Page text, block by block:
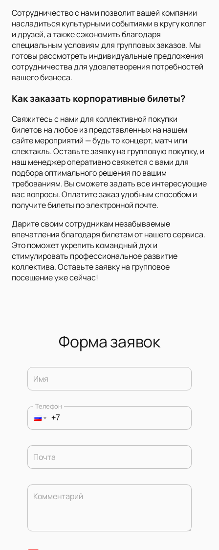
Сотрудничество с нами позволит вашей компании
насладиться культурными событиями в кругу коллег
и друзей, а также сэкономить благодаря
специальным условиям для групповых заказов. Мы
готовы рассмотреть индивидуальные предложения
сотрудничества для удовлетворения потребностей
вашего бизнеса.
Как заказать корпоративные билеты?
Свяжитесь с нами для коллективной покупки
билетов на любое из представленных на нашем
сайте мероприятий — будь то концерт, матч или
спектакль. Оставьте заявку на групповую покупку, и
наш менеджер оперативно свяжется с вами для
подбора оптимального решения по вашим
требованиям. Вы сможете задать все интересующие
вас вопросы. Оплатите заказ удобным способом и
получите билеты по электронной почте.
Дарите своим сотрудникам незабываемые
впечатления благодаря билетам от нашего сервиса.
Это поможет укрепить командный дух и
стимулировать профессиональное развитие
коллектива. Оставьте заявку на групповое
посещение уже сейчас!
Форма заявок
Имя
Телефон
Почта
Комментарий